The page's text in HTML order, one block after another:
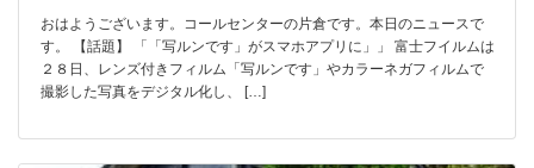
おはようございます。コールセンターの片倉です。本日のニュースで
す。 【話題】 「「写ルンです」がスマホアプリに」」 富士フイルムは
２８日、レンズ付きフィルム「写ルンです」やカラーネガフィルムで
撮影した写真をデジタル化し、 […]